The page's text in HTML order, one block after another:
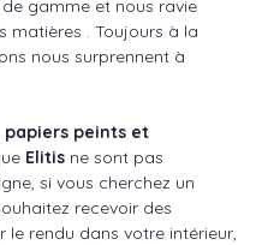
gamme et nous ravie
matières . Toujours à la
nous surprennent à
papiers peints et
Elitis ne sont pas
si vous cherchez un
recevoir des
rendu dans votre intérieur,